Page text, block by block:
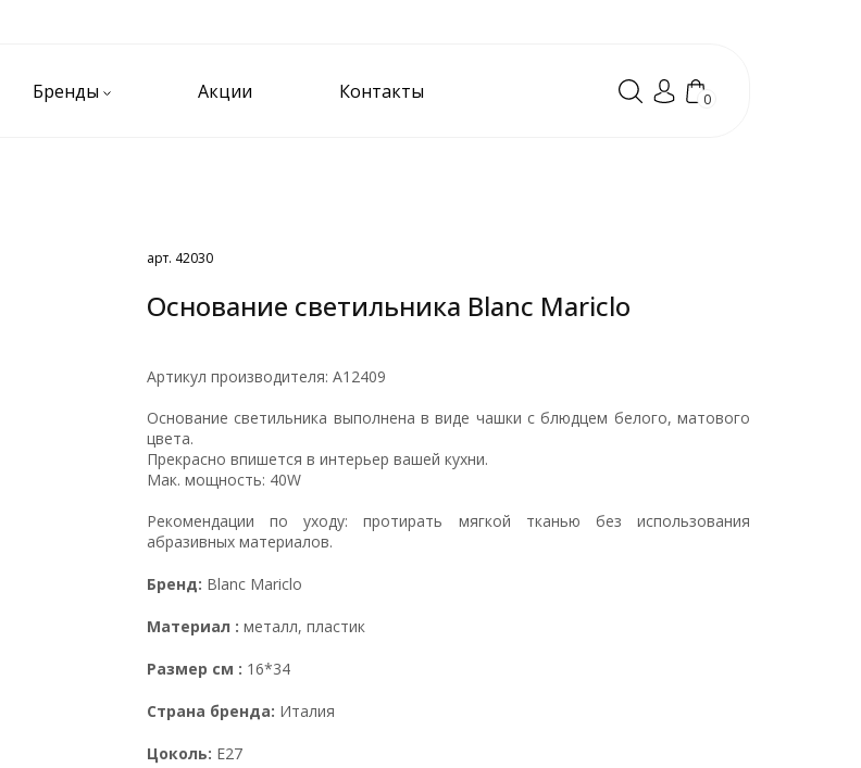
Бренды Акции Контакты 0
арт. 42030
Основание светильника Blanc Mariclo
Артикул производителя: А12409
Основание светильника выполнена в виде чашки с блюдцем белого, матового
цвета.
Прекрасно впишется в интерьер вашей кухни.
Мак. мощность: 40W
Рекомендации по уходу: протирать мягкой тканью без использования
абразивных материалов.
Бренд: Blanc Mariclo
Материал : металл, пластик
Размер см : 16*34
Страна бренда: Италия
Цоколь: Е27